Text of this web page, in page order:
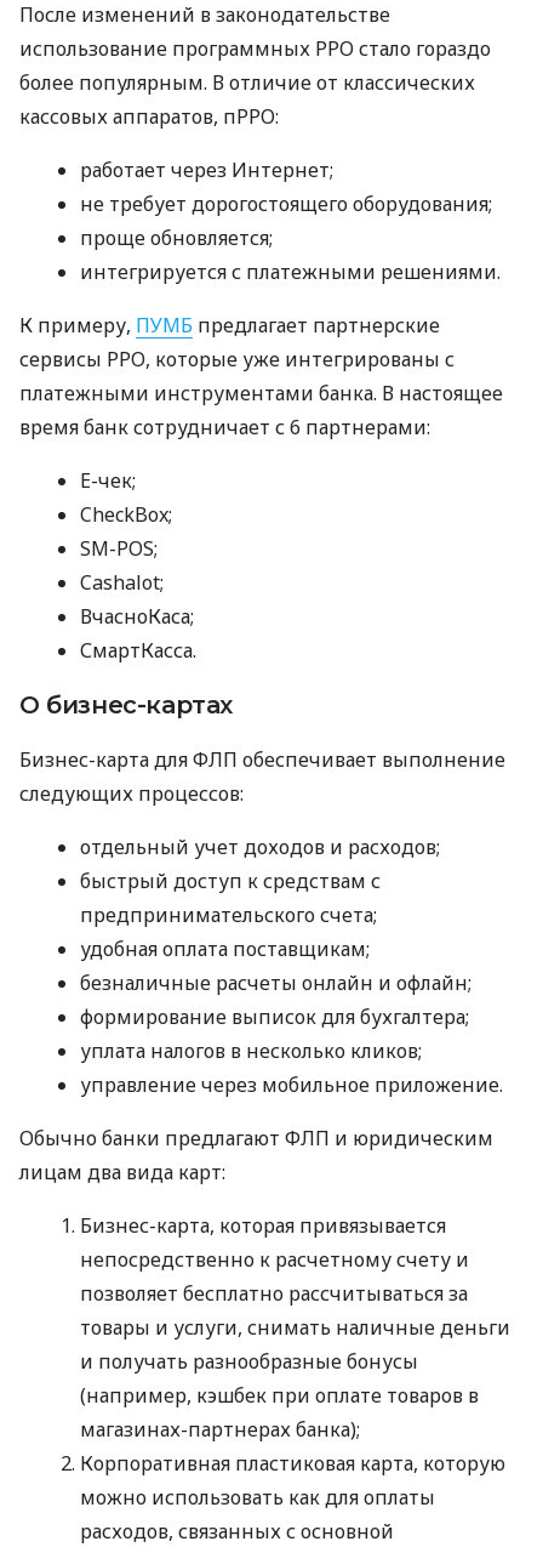
После изменений в законодательстве
использование программных РРО стало гораздо
более популярным. В отличие от классических
кассовых аппаратов, пРРО:
работает через Интернет;
не требует дорогостоящего оборудования;
проще обновляется;
интегрируется с платежными решениями.
К примеру, ПУМБ предлагает партнерские
сервисы РРО, которые уже интегрированы с
платежными инструментами банка. В настоящее
время банк сотрудничает с 6 партнерами:
E-чек;
CheckBox;
SM-POS;
Cashalot;
ВчасноКаса;
СмартКасса.
О бизнес-картах
Бизнес-карта для ФЛП обеспечивает выполнение
следующих процессов:
отдельный учет доходов и расходов;
быстрый доступ к средствам с
предпринимательского счета;
удобная оплата поставщикам;
безналичные расчеты онлайн и офлайн;
формирование выписок для бухгалтера;
уплата налогов в несколько кликов;
управление через мобильное приложение.
Обычно банки предлагают ФЛП и юридическим
лицам два вида карт:
Бизнес-карта, которая привязывается
непосредственно к расчетному счету и
позволяет бесплатно рассчитываться за
товары и услуги, снимать наличные деньги
и получать разнообразные бонусы
(например, кэшбек при оплате товаров в
магазинах-партнерах банка);
Корпоративная пластиковая карта, которую
можно использовать как для оплаты
расходов, связанных с основной